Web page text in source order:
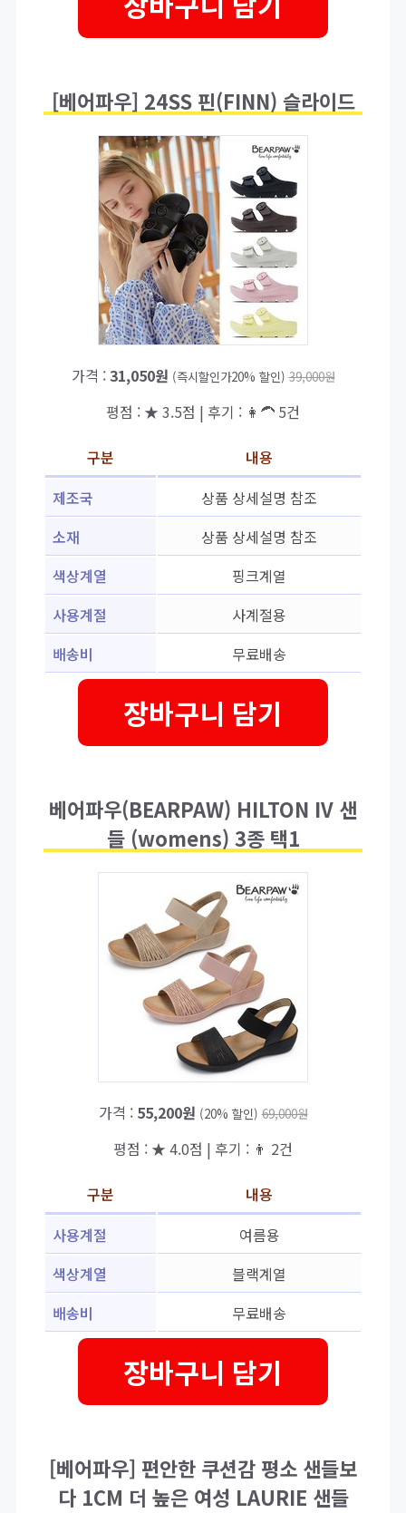
[베어파우] 24SS 핀(FINN) 슬라이드
가격 :31,050원 (즉시할인가20% 할인) 39,000원
평점 : ★ 3.5점 | 후기 : 👩‍🦱 5건
구분
내용
제조국
상품 상세설명 참조
소재
상품 상세설명 참조
색상계열
핑크계열
사용계절
사계절용
배송비
무료배송
장바구니 담기
베어파우(BEARPAW) HILTON IV 샌
들 (womens) 3종 택1
가격 : 55,200원 (20% 할인) 69,000원
평점 : ★ 4.0점 | 후기 : 👨‍‍ 2건
구분
내용
사용계절
여름용
색상계열
블랙계열
배송비
무료배송
장바구니 담기
[베어파우] 편안한 쿠션감 평소 샌들보
다 1CM 더 높은 여성 LAURIE 샌들